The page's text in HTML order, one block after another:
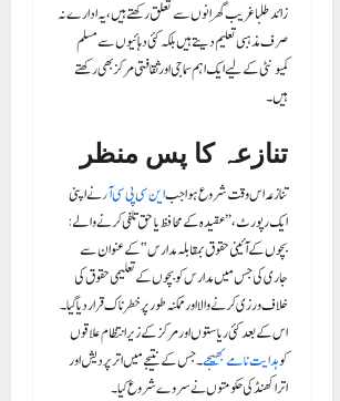
زائد طلبا غریب گھرانوں سے تعلق رکھتے ہیں، یہ ادارے نہ
صرف مذہبی تعلیم دیتے ہیں بلکہ کئی دہائیوں سے مسلم
کمیونٹی کے لیے ایک اہم سماجی اور ثقافتی مرکز بھی رکھتے
ہیں۔
تنازعہ کا پس منظر
تنازعہ اس وقت شروع ہوا جباین سی پی سی آرنے اپنی
ایک رپورٹ، “عقیدہ کے محافظ یا حق تلفی کرنے والے:
بچوں کے آئینی حقوق بمقابلہ مدارس” کے عنوان سے
جاری کی جس میں مدارس کو بچوں کے تعلیمی حقوق کی
خلاف ورزی کرنے والا اور ممکنہ طور پر خطرناک قرار دیا گیا۔
اس کے بعد کئی ریاستوں اور مرکز کے زیر انتظام علاقوں
کوہدایت نامے بھیجے۔ جس کے نتیجے میں اتر پردیش اور
اترا کھنڈ کی حکومتوں نے سروے شروع کیا۔